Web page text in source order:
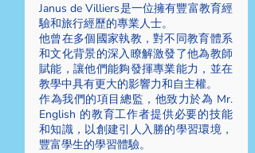
Janus de Villiers是一位擁有豐富教育經
驗和旅行經歷的專業人士。
他曾在多個國家執教，對不同教育體系
和文化背景的深入瞭解激發了他為教師
賦能，讓他們能夠發揮專業能力，並在
教學中具有更大的影響力和自主權。
作為我們的項目總監，他致力於為 Mr.
English 的教育工作者提供必要的技能
和知識，以創建引人入勝的學習環境，
豐富學生的學習體驗。